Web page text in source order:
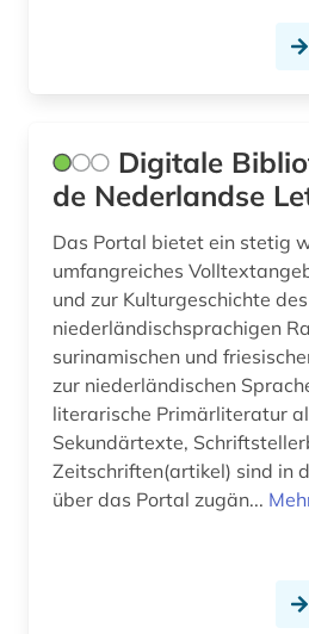
Digitale
de Nederlandse
Das Portal bietet ein stetig
umfangreiches
und zur Kulturgeschichte des
niederländischsprachigen
surinamischen und
zur niederländischen
literarische Primärliteratur
Sekundärtexte,
Zeitschriften(artikel) sind in
über das Portal zugän...